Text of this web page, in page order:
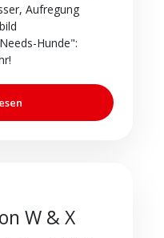
Aufregung
Hunde":
W & X